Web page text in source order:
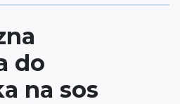
do
na sos